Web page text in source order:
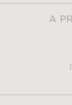
A